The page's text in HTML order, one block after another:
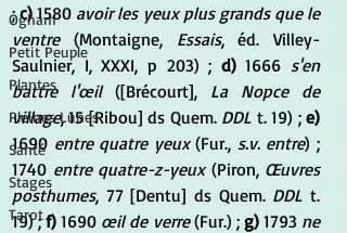
Ogham
Petit Peuple
Plantes
Pleines Lunes
Santé
Stages
Tarot
; c) 1580 avoir les yeux plus grands que le
ventre (Montaigne, Essais, éd. Villey-
Saulnier, I, XXXI, p 203) ; d) 1666 s'en
battre l'œil ([Brécourt], La Nopce de
village, 15 [Ribou] ds Quem. DDL t. 19) ; e)
1690 entre quatre yeux (Fur., s.v. entre) ;
1740 entre quatre-z-yeux (Piron, Œuvres
posthumes, 77 [Dentu] ds Quem. DDL t.
19) ; f) 1690 œil de verre (Fur.) ; g) 1793 ne